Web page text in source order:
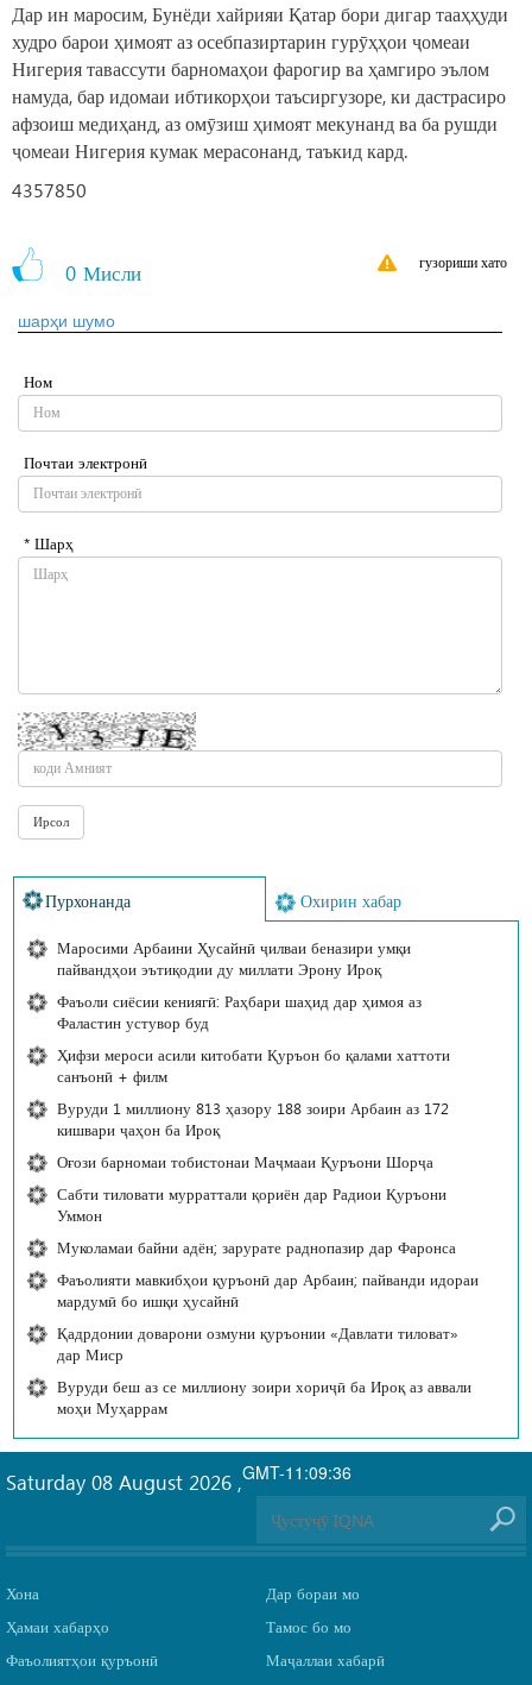
Дар ин маросим, Бунёди хайрияи Қатар бори дигар тааҳҳуди
худро барои ҳимоят аз осебпазиртарин гурӯҳҳои ҷомеаи
Нигерия тавассути барномаҳои фарогир ва ҳамгиро эълом
намуда, бар идомаи ибтикорҳои таъсиргузоре, ки дастрасиро
афзоиш медиҳанд, аз омӯзиш ҳимоят мекунанд ва ба рушди
ҷомеаи Нигерия кумак мерасонанд, таъкид кард.
4357850
0 Мисли гузориши хато
шарҳи шумо
Ном
Почтаи электронӣ
* Шарҳ
Пурхонанда Охирин хабар
Маросими Арбаини Ҳусайнӣ ҷилваи беназири умқи
пайвандҳои эътиқодии ду миллати Эрону Ироқ
Фаъоли сиёсии кениягӣ: Раҳбари шаҳид дар ҳимоя аз
Фаластин устувор буд
Ҳифзи мероси асили китобати Қуръон бо қалами хаттоти
санъонӣ + филм
Вуруди 1 миллиону 813 ҳазору 188 зоири Арбаин аз 172
кишвари ҷаҳон ба Ироқ
Оғози барномаи тобистонаи Маҷмааи Қуръони Шорҷа
Сабти тиловати мурраттали қориён дар Радиои Қуръони
Уммон
Муколамаи байни адён; зарурате раднопазир дар Фаронса
Фаъолияти мавкибҳои қуръонӣ дар Арбаин; пайванди идораи
мардумӣ бо ишқи ҳусайнӣ
Қадрдонии доварони озмуни қуръонии «Давлати тиловат»
дар Миср
Вуруди беш аз се миллиону зоири хориҷӣ ба Ироқ аз аввали
моҳи Муҳаррам
GMT-11:09:36
Saturday 08 August 2026 ,
Хона
Ҳамаи хабарҳо
Фаъолиятҳои қуръонӣ
Дар бораи мо
Тамос бо мо
Маҷаллаи хабарӣ